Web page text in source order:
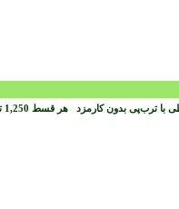
با ترب‌پی بدون کارمزد هر قسط 1,250